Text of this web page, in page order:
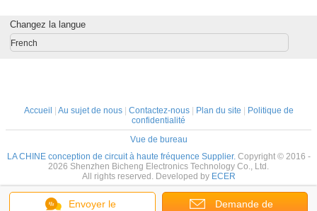
WL-
cuivre RA et de
soudure verte
WL-CT330 + FR-4
2M)
(0,8 mm) avec
par immersion
1,25 W/
circuit
Envoyer le Demande de
Changez la langue
French
Accueil Au sujet de nous| Contactez-nous| Plan du site
Politique de
confidentialité
Vue de bureau
LA CHINE conception de circuit à haute fréquence Supplier. Copyright © 2016 -
2026 Shenzhen Bicheng Electronics Technology Co., Ltd.
All rights reserved. Developed by ECER